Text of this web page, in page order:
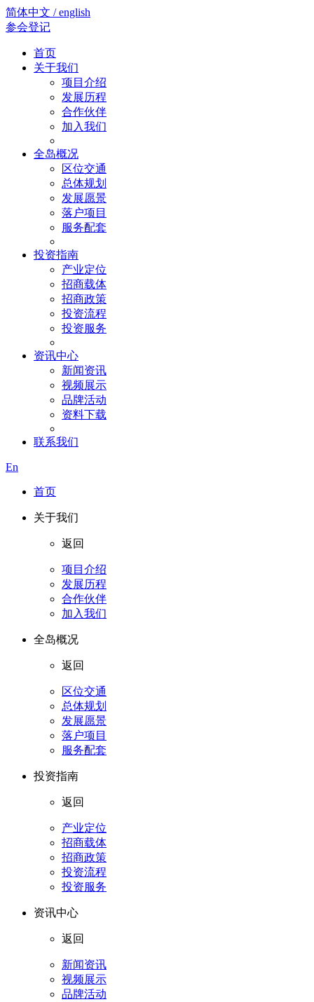
简体中文 / english
参会登记
首页
关于我们
项目介绍
发展历程
合作伙伴
加入我们
全岛概况
区位交通
总体规划
发展愿景
落户项目
服务配套
投资指南
产业定位
招商载体
招商政策
投资流程
投资服务
资讯中心
新闻资讯
视频展示
品牌活动
资料下载
联系我们
En
首页
关于我们
返回
项目介绍
发展历程
合作伙伴
加入我们
全岛概况
返回
区位交通
总体规划
发展愿景
落户项目
服务配套
投资指南
返回
产业定位
招商载体
招商政策
投资流程
投资服务
资讯中心
返回
新闻资讯
视频展示
品牌活动